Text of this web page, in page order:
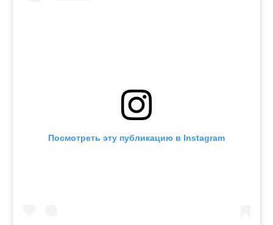
Посмотреть эту публикацию в Instagram